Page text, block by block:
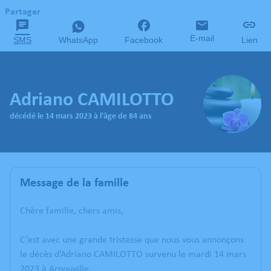
Partager
SMS WhatsApp Facebook E-mail Lien
Adriano CAMILOTTO
décédé le 14 mars 2023 à l'âge de 84 ans
Message de la famille
Chère famille, chers amis,
C’est avec une grande tristesse que nous vous annonçons
le décès d’Adriano CAMILOTTO survenu le mardi 14 mars